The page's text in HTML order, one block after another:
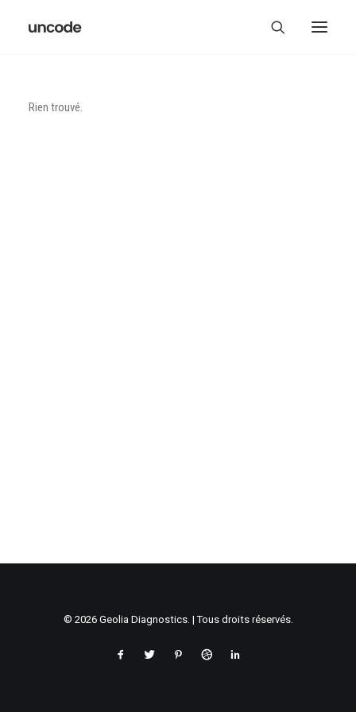
Rien trouvé.
© 2026 Geolia Diagnostics. | Tous droits réservés.